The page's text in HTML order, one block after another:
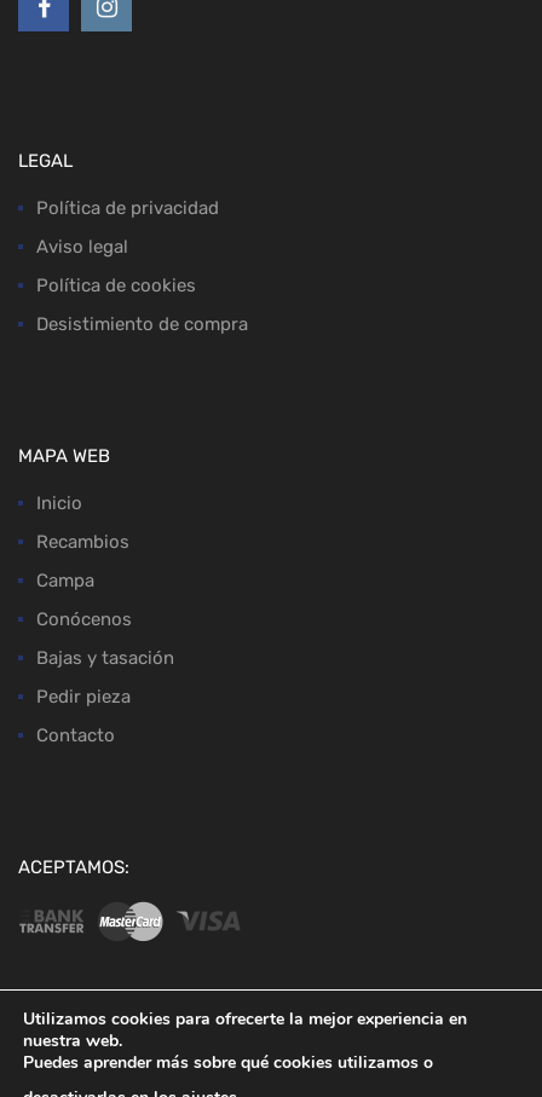
LEGAL
Política de privacidad
Aviso legal
Política de cookies
Desistimiento de compra
MAPA WEB
Inicio
Recambios
Campa
Conócenos
Bajas y tasación
Pedir pieza
Contacto
ACEPTAMOS:
Utilizamos cookies para ofrecerte la mejor experiencia en
nuestra web.
Puedes aprender más sobre qué cookies utilizamos o